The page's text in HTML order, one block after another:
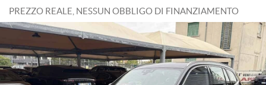
I NOSTRI SERVIZI
DICONO DI NOI
PREZZO REALE, NESSUN OBBLIGO DI FINANZIAMENTO
tue
preferenze
di
alle
tecnologie
di